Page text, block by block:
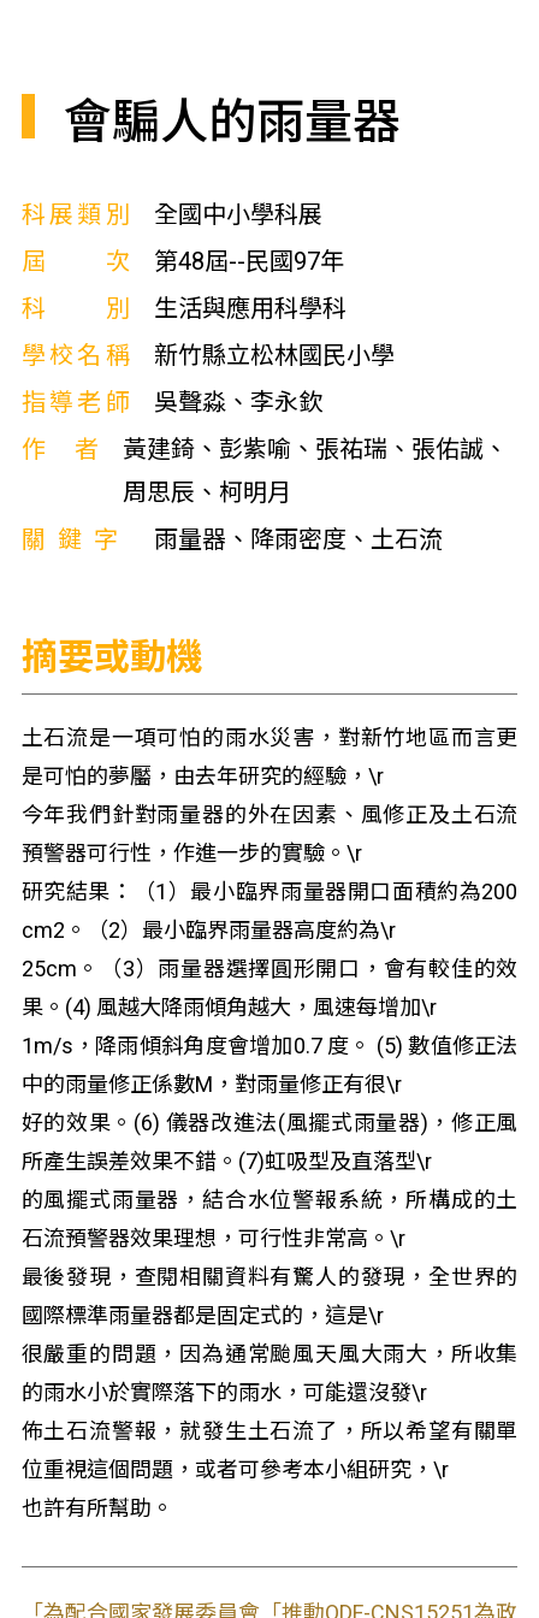
會騙人的雨量器
科展類別
全國中小學科展
屆次
第48屆--民國97年
科別
生活與應用科學科
學校名稱
新竹縣立松林國民小學
指導老師
吳聲淼、李永欽
作者
黃建錡、彭紫喻、張祐瑞、張佑誠、
周思辰、柯明月
關鍵字
雨量器、降雨密度、土石流
摘要或動機
土石流是一項可怕的雨水災害，對新竹地區而言更
是可怕的夢靨，由去年研究的經驗，\r
今年我們針對雨量器的外在因素、風修正及土石流
預警器可行性，作進一步的實驗。\r
研究結果：（1）最小臨界雨量器開口面積約為200
cm2。（2）最小臨界雨量器高度約為\r
25cm。（3）雨量器選擇圓形開口，會有較佳的效
果。(4) 風越大降雨傾角越大，風速每增加\r
1m/s，降雨傾斜角度會增加0.7 度。 (5) 數值修正法
中的雨量修正係數M，對雨量修正有很\r
好的效果。(6) 儀器改進法(風擺式雨量器)，修正風
所產生誤差效果不錯。(7)虹吸型及直落型\r
的風擺式雨量器，結合水位警報系統，所構成的土
石流預警器效果理想，可行性非常高。\r
最後發現，查閱相關資料有驚人的發現，全世界的
國際標準雨量器都是固定式的，這是\r
很嚴重的問題，因為通常颱風天風大雨大，所收集
的雨水小於實際落下的雨水，可能還沒發\r
佈土石流警報，就發生土石流了，所以希望有關單
位重視這個問題，或者可參考本小組研究，\r
也許有所幫助。
「為配合國家發展委員會「推動ODF-CNS15251為政